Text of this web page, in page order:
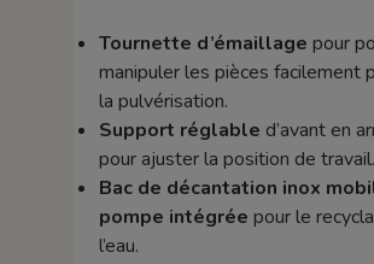
Tournette d’émaillage pour
manipuler les pièces facilement
la pulvérisation.
Support réglable d’avant en
pour ajuster la position de travail.
Bac de décantation inox
pompe intégrée pour le
l’eau.